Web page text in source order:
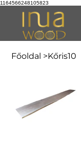
1164566248105823
Főoldal >Kőris10